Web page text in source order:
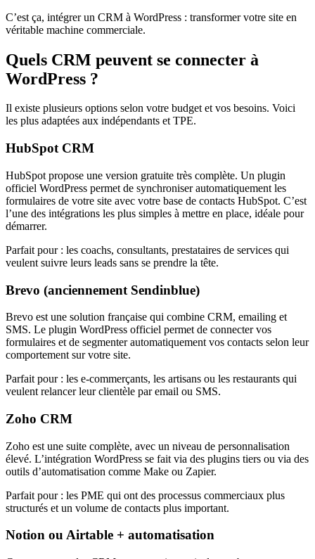
C’est ça, intégrer un CRM à WordPress : transformer votre site en
véritable machine commerciale.
Quels CRM peuvent se connecter à
WordPress ?
Il existe plusieurs options selon votre budget et vos besoins. Voici
les plus adaptées aux indépendants et TPE.
HubSpot CRM
HubSpot propose une version gratuite très complète. Un plugin
officiel WordPress permet de synchroniser automatiquement les
formulaires de votre site avec votre base de contacts HubSpot. C’est
l’une des intégrations les plus simples à mettre en place, idéale pour
démarrer.
Parfait pour : les coachs, consultants, prestataires de services qui
veulent suivre leurs leads sans se prendre la tête.
Brevo (anciennement Sendinblue)
Brevo est une solution française qui combine CRM, emailing et
SMS. Le plugin WordPress officiel permet de connecter vos
formulaires et de segmenter automatiquement vos contacts selon leur
comportement sur votre site.
Parfait pour : les e-commerçants, les artisans ou les restaurants qui
veulent relancer leur clientèle par email ou SMS.
Zoho CRM
Zoho est une suite complète, avec un niveau de personnalisation
élevé. L’intégration WordPress se fait via des plugins tiers ou via des
outils d’automatisation comme Make ou Zapier.
Parfait pour : les PME qui ont des processus commerciaux plus
structurés et un volume de contacts plus important.
Notion ou Airtable + automatisation